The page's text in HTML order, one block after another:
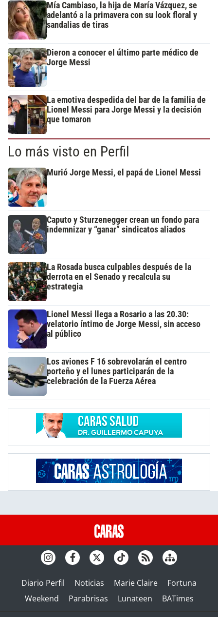
Mía Cambiaso, la hija de María Vázquez, se
adelantó a la primavera con su look floral y
sandalias de tiras
Dieron a conocer el último parte médico de
Jorge Messi
La emotiva despedida del bar de la familia de
Lionel Messi para Jorge Messi y la decisión
que tomaron
Lo más visto en Perfil
Murió Jorge Messi, el papá de Lionel Messi
Caputo y Sturzenegger crean un fondo para
indemnizar y “ganar” sindicatos aliados
La Rosada busca culpables después de la
derrota en el Senado y recalcula su
estrategia
Lionel Messi llega a Rosario a las 20.30:
velatorio íntimo de Jorge Messi, sin acceso
al público
Los aviones F 16 sobrevolarán el centro
porteño y el lunes participarán de la
celebración de la Fuerza Aérea
Diario Perfil Noticias Marie Claire
Fortuna
Weekend
Parabrisas Lunateen BATimes